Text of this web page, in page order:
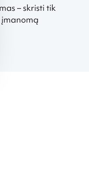
– skristi tik